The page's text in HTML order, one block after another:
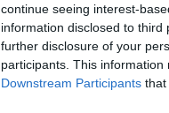
continue seeing interest-
information disclosed to
further disclosure of your
participants. This
Downstream Participants that
BLOCCO